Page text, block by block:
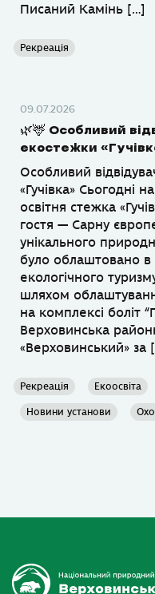
Писаний Камінь […]
Рекреація
09.07.2026
🌿🦌 Особливий
екостежки
Особливий
«Гучівка» Сьогодні
освітня стежка
гостя — Сарну
унікального
було облаштовано в
екологічного
шляхом
на комплексі боліт
Верховинська
«Верховинський» за
Рекреація Екоосвіта
Новини установи